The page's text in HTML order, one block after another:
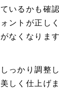
いるかも確
ントが正し
なくなります
っかり調整
しく仕上げ